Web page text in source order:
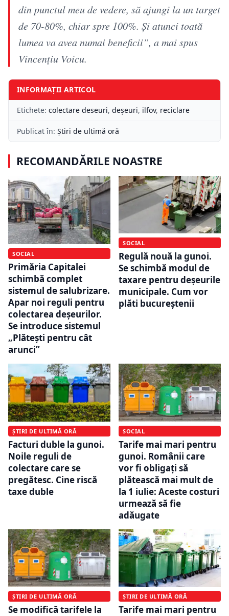
din punctul meu de vedere, să ajungi la un target
de 70-80%, chiar spre 100%. Şi atunci toată
lumea va avea numai beneficii”, a mai spus
Vincenţiu Voicu.
INFORMAȚII ARTICOL
Etichete: colectare deseuri, deșeuri, ilfov, reciclare
Publicat în: Știri de ultimă oră
RECOMANDĂRILE NOASTRE
SOCIAL
Primăria Capitalei
schimbă complet
sistemul de salubrizare.
Apar noi reguli pentru
colectarea deșeurilor.
Se introduce sistemul
„Plătești pentru cât
arunci”
SOCIAL
Regulă nouă la gunoi.
Se schimbă modul de
taxare pentru deșeurile
municipale. Cum vor
plăti bucureștenii
ȘTIRI DE ULTIMĂ ORĂ
Facturi duble la gunoi.
Noile reguli de
colectare care se
pregătesc. Cine riscă
taxe duble
SOCIAL
Tarife mai mari pentru
gunoi. Românii care
vor fi obligați să
plătească mai mult de
la 1 iulie: Aceste costuri
urmează să fie
adăugate
ȘTIRI DE ULTIMĂ ORĂ
Se modifică tarifele la
ȘTIRI DE ULTIMĂ ORĂ
Tarife mai mari pentru